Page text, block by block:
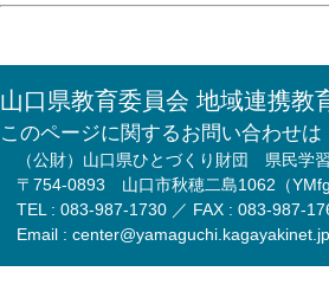
山口県教育委員会 地域連携教
このページに関するお問い合わせは
（公財）山口県ひとづくり財団 県民学
〒754-0893 山口市秋穂二島1062（YMfg
TEL : 083-987-1730 ／ FAX : 083-987-
Email : center@yamaguchi.kagayakinet.jp